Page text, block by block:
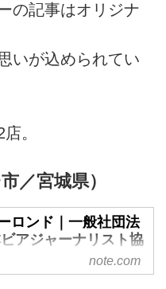
記事で紹介しているビ
藤原ヒロユキ 神楽坂に
った。 大阪で生まれ、
。 人との出会いに恵
ポツとお仕事をいただ
雑誌に冠付...
の記事はオリジナ
いが込められてい
。
／宮城県）
ロンド｜一般社団法
アジャーナリスト協
note.com